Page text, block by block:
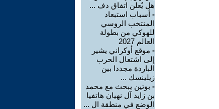
هل يُعلن اتفاق دف ...
- أسباب استبعاد
المنتخب الروسي
للهوكي من بطولة
العالم 2027
- موقع أوكراني يشير
إلى اشتعال الحرب
الباردة مجددا بين
زيلينسك ...
- بوتين يبحث مع محمد
بن زايد آل نهيان هاتفيا
الوضع في منطقة ال ...